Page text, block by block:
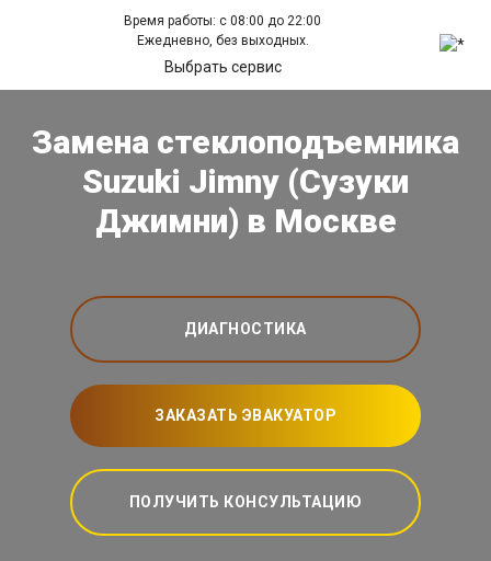
Время работы: с 08:00 до 22:00
Ежедневно, без выходных.
Выбрать сервис
Замена стеклоподъемника
Suzuki Jimny (Сузуки
Джимни) в Москве
ДИАГНОСТИКА
ЗАКАЗАТЬ ЭВАКУАТОР
ПОЛУЧИТЬ КОНСУЛЬТАЦИЮ